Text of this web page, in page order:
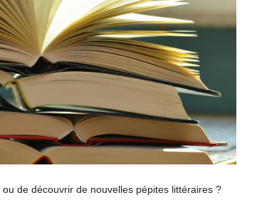
de découvrir de nouvelles pépites littéraires ?